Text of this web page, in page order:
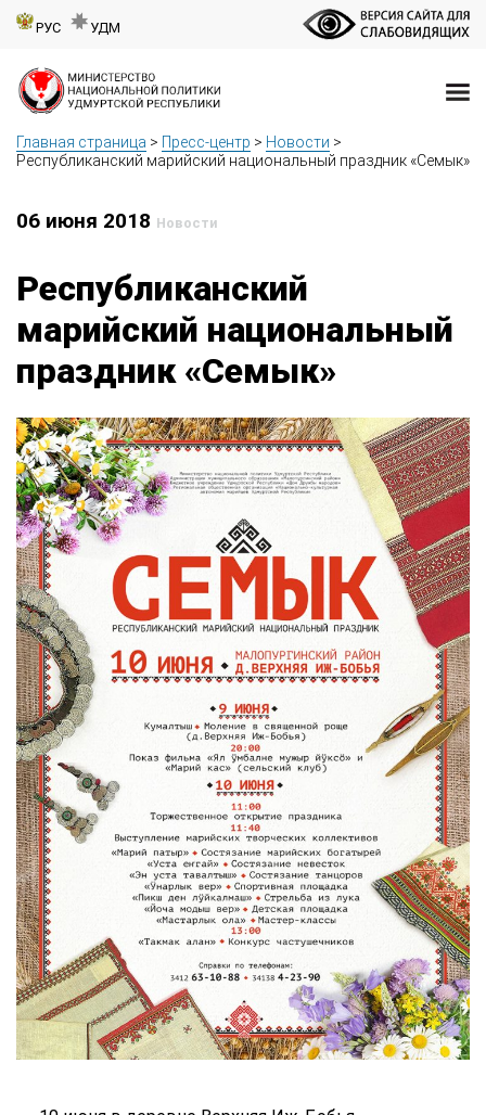
РУС УДМ
Главная страница > Пресс-центр > Новости >
Республиканский марийский национальный праздник «Семык»
06 июня 2018 Новости
Республиканский
марийский национальный
праздник «Семык»